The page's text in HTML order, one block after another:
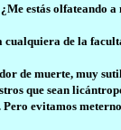
estás olfateando
cualquiera de la
de muerte, muy
que sean
evitamos